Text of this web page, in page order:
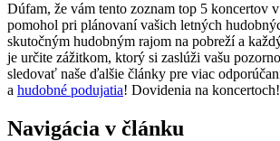
Dúfam, že vám tento zoznam top 5 koncertov
pomohol pri plánovaní vašich letných
skutočným hudobným rajom na pobreží a
je určite zážitkom, ktorý si zaslúži vašu
sledovať naše ďalšie články pre viac
a hudobné podujatia! Dovidenia na koncertoch!
Navigácia v článku